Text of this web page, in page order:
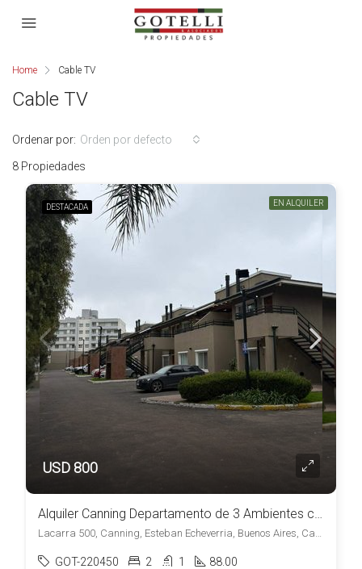
Home Cable TV
Cable TV
8 Propiedades
Ordenar por: Orden por defecto
DESTACADA EN ALQUILER
USD 800
Alquiler Canning Departamento de 3 Ambientes con Cochera en Amaneceres de Canning
Lacarra 500, Canning, Esteban Echeverria, Buenos Aires, Canning, Esteban Echeverría
GOT-220450 2 1 88.00